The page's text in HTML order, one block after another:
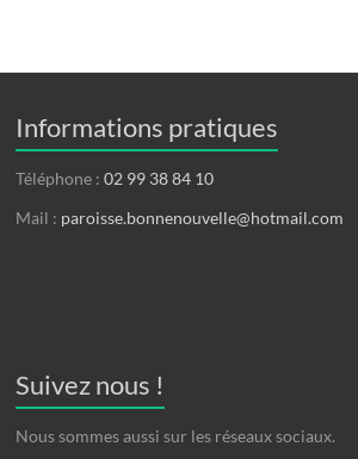
Informations pratiques
Téléphone :02 99 38 84 10
Mail : paroisse.bonnenouvelle@hotmail.com
Suivez nous !
Nous sommes aussi sur les réseaux sociaux.